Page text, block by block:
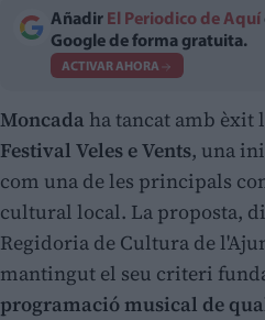
Añadir El Periodico de Aquí
Google de forma gratuita.
ACTIVAR AHORA
Moncada ha tancat amb èxit
Festival Veles e Vents, una
com una de les principals
cultural local. La proposta,
Regidoria de Cultura de
mantingut el seu criteri
programació musical de